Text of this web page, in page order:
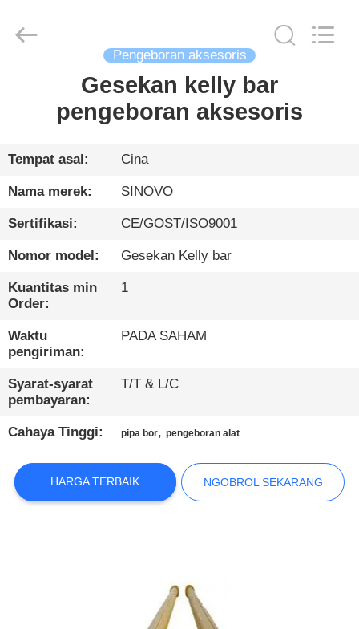
RUMAH
TAMPILAN
VR
TENTANG
KAMI
TUR
PABRIK
KONTROL
KUALITAS
HUBUNGI
Heavy
Industry
Pengeboran aksesoris
Gesekan kelly bar
pengeboran aksesoris
Tempat asal: Cina
Nama merek: SINOVO
Sertifikasi: CE/GOST/ISO9001
Nomor model: Gesekan Kelly bar
Kuantitas min
Order:
1
Waktu
pengiriman:
PADA SAHAM
Syarat-syarat
pembayaran:
T/T & L/C
Cahaya Tinggi: pipa bor,pengeboran alat
HARGA TERBAIK NGOBROL SEKARANG